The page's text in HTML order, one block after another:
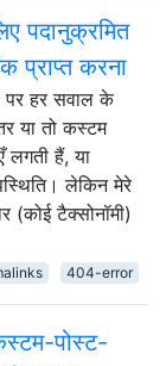
पदानुक्रमित
प्राप्त करना
पर हर सवाल के
या तो कस्टम
लगती हैं, या
लेकिन मेरे
टैक्सोनॉमी)
404-error
पोस्ट-